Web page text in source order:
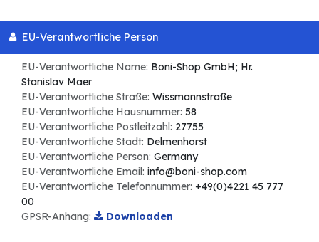
EU-Verantwortliche Person
EU-Verantwortliche Name: Boni-Shop GmbH; Hr.
Stanislav Maer
EU-Verantwortliche Straße: Wissmannstraße
EU-Verantwortliche Hausnummer: 58
EU-Verantwortliche Postleitzahl: 27755
EU-Verantwortliche Stadt: Delmenhorst
EU-Verantwortliche Person: Germany
EU-Verantwortliche Email: info@boni-shop.com
EU-Verantwortliche Telefonnummer: +49(0)4221 45 777
00
GPSR-Anhang:
Downloaden